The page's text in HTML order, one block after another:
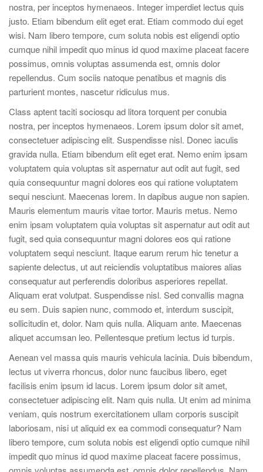
nostra, per inceptos hymenaeos. Integer imperdiet lectus quis
justo. Etiam bibendum elit eget erat. Etiam commodo dui eget
wisi. Nam libero tempore, cum soluta nobis est eligendi optio
cumque nihil impedit quo minus id quod maxime placeat facere
possimus, omnis voluptas assumenda est, omnis dolor
repellendus. Cum sociis natoque penatibus et magnis dis
parturient montes, nascetur ridiculus mus.
Class aptent taciti sociosqu ad litora torquent per conubia
nostra, per inceptos hymenaeos. Lorem ipsum dolor sit amet,
consectetuer adipiscing elit. Suspendisse nisl. Donec iaculis
gravida nulla. Etiam bibendum elit eget erat. Nemo enim ipsam
voluptatem quia voluptas sit aspernatur aut odit aut fugit, sed
quia consequuntur magni dolores eos qui ratione voluptatem
sequi nesciunt. Maecenas lorem. In dapibus augue non sapien.
Mauris elementum mauris vitae tortor. Mauris metus. Nemo
enim ipsam voluptatem quia voluptas sit aspernatur aut odit aut
fugit, sed quia consequuntur magni dolores eos qui ratione
voluptatem sequi nesciunt. Itaque earum rerum hic tenetur a
sapiente delectus, ut aut reiciendis voluptatibus maiores alias
consequatur aut perferendis doloribus asperiores repellat.
Aliquam erat volutpat. Suspendisse nisl. Sed convallis magna
eu sem. Duis sapien nunc, commodo et, interdum suscipit,
sollicitudin et, dolor. Nam quis nulla. Aliquam ante. Maecenas
aliquet accumsan leo. Pellentesque pretium lectus id turpis.
Aenean vel massa quis mauris vehicula lacinia. Duis bibendum,
lectus ut viverra rhoncus, dolor nunc faucibus libero, eget
facilisis enim ipsum id lacus. Lorem ipsum dolor sit amet,
consectetuer adipiscing elit. Nam quis nulla. Ut enim ad minima
veniam, quis nostrum exercitationem ullam corporis suscipit
laboriosam, nisi ut aliquid ex ea commodi consequatur? Nam
libero tempore, cum soluta nobis est eligendi optio cumque nihil
impedit quo minus id quod maxime placeat facere possimus,